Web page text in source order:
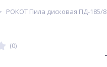
РОКОТ Пила дисковая ПД-185/
(0)